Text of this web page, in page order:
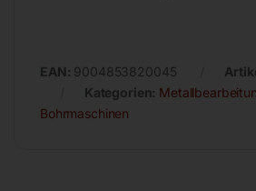
EAN: 9004853820045
Kategorien:
Bohrmaschinen